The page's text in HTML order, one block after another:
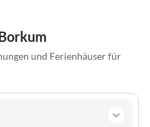
und Ferienhäuser für